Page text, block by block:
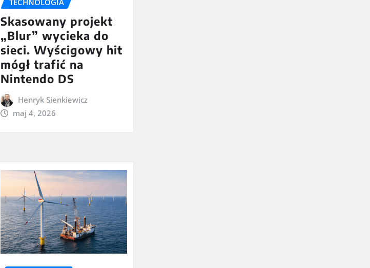
TECHNOLOGIA
Skasowany projekt
„Blur” wycieka do
sieci. Wyścigowy hit
mógł trafić na
Nintendo DS
Henryk Sienkiewicz
maj 4, 2026